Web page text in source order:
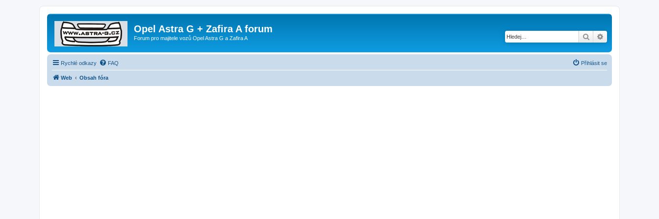
Opel Astra G + Zafira A forum
Forum pro majitele vozů Opel Astra G a Zafira A Hledat
Rychlé odkazy FAQ Přihlásit se
Web Obsah fóra